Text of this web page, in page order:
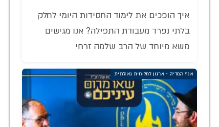
איך הופכים את לימוד החסידות היומי לחלק
בלתי נפרד מעבודת התפילה? אנו מגישים
משא מיוחד של הרב שלמה זרחי
אגף המדיה - ארגון לחלוחית גאולתית